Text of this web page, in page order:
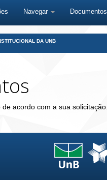
Navegar Documentos
DA UNB
acordo com a sua solicitação.